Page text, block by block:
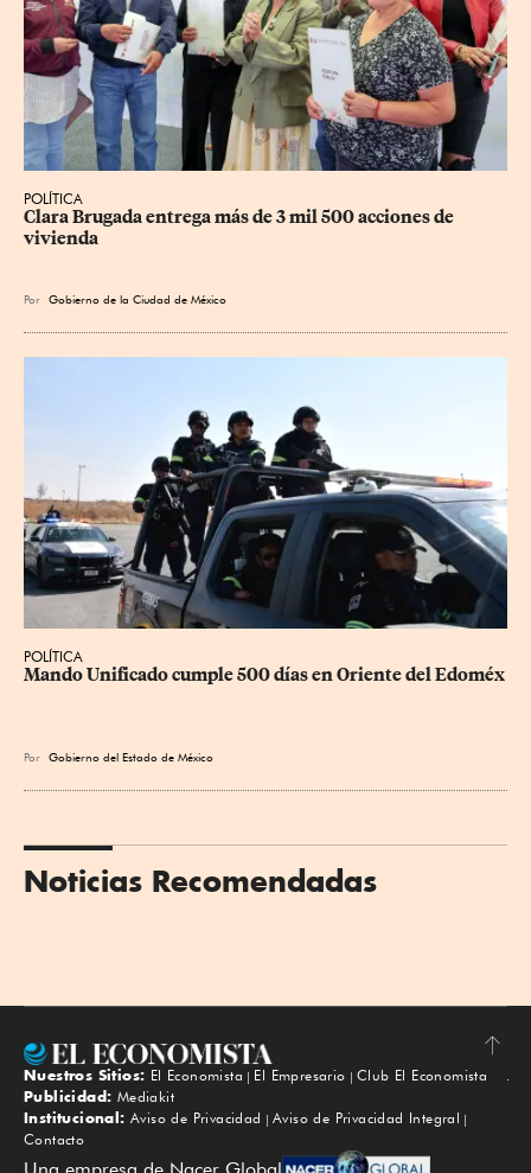
POLÍTICA
Clara Brugada entrega más de 3 mil 500 acciones de
vivienda
Por Gobierno de la Ciudad de México
POLÍTICA
Mando Unificado cumple 500 días en Oriente del Edoméx
Por Gobierno del Estado de México
Noticias Recomendadas
Subir
Nuestros Sitios: El Economista El Empresario
Club El Economista
Publicidad: Mediakit
Institucional: Aviso de Privacidad
Aviso de Privacidad Integral
Contacto